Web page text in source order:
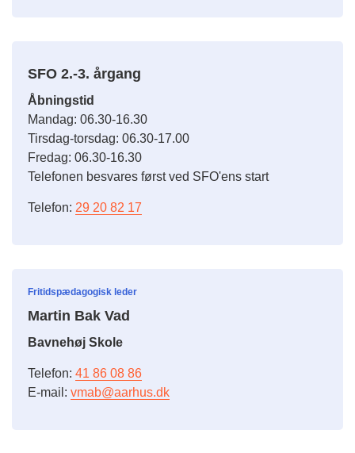
SFO 2.-3. årgang
Åbningstid
Mandag: 06.30-16.30
Tirsdag-torsdag: 06.30-17.00
Fredag: 06.30-16.30
Telefonen besvares først ved SFO'ens start
Telefon: 29 20 82 17
Fritidspædagogisk leder
Martin Bak Vad
Bavnehøj Skole
Telefon: 41 86 08 86
E-mail: vmab@aarhus.dk